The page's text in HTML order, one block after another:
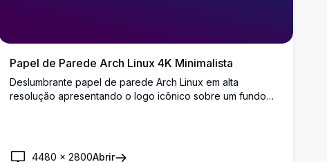
Papel de Parede Arch Linux 4K Minimalista
Deslumbrante papel de parede Arch Linux em alta
resolução apresentando o logo icônico sobre um fundo
4480 × 2800Abrir